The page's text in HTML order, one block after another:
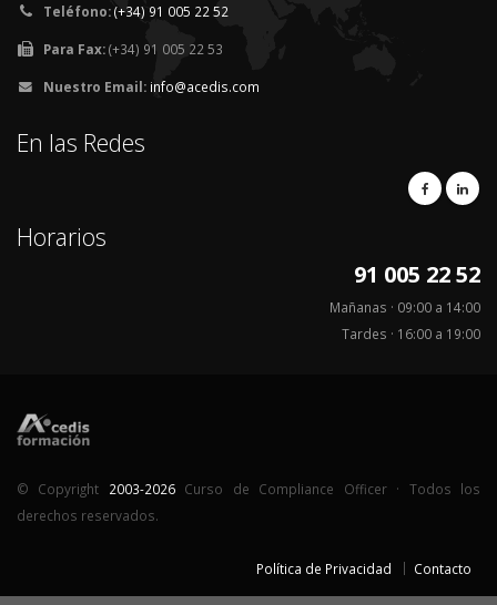
Teléfono:(+34) 91 005 22 52
Para Fax:(+34) 91 005 22 53
Nuestro Email: info@acedis.com
En las Redes
Horarios
91 005 22 52
Mañanas · 09:00 a 14:00
Tardes · 16:00 a 19:00
© Copyright 2003-2026Curso de Compliance Officer · Todos los
derechos reservados.
Política de Privacidad Contacto